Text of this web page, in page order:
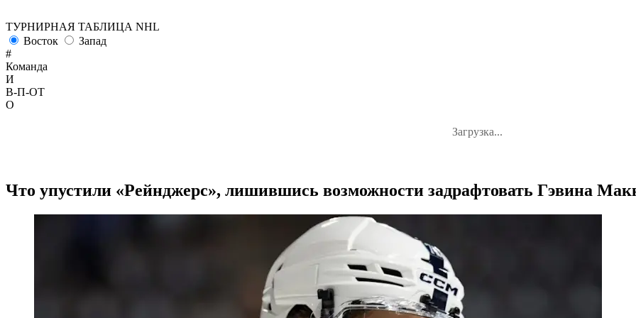
ТУРНИРНАЯ ТАБЛИЦА NHL
Восток
Запад
#
Команда
И
В-П-ОТ
О
Загрузка...
Что упустили «Рейнджерс», лишившись возможности задрафтовать Гэвина